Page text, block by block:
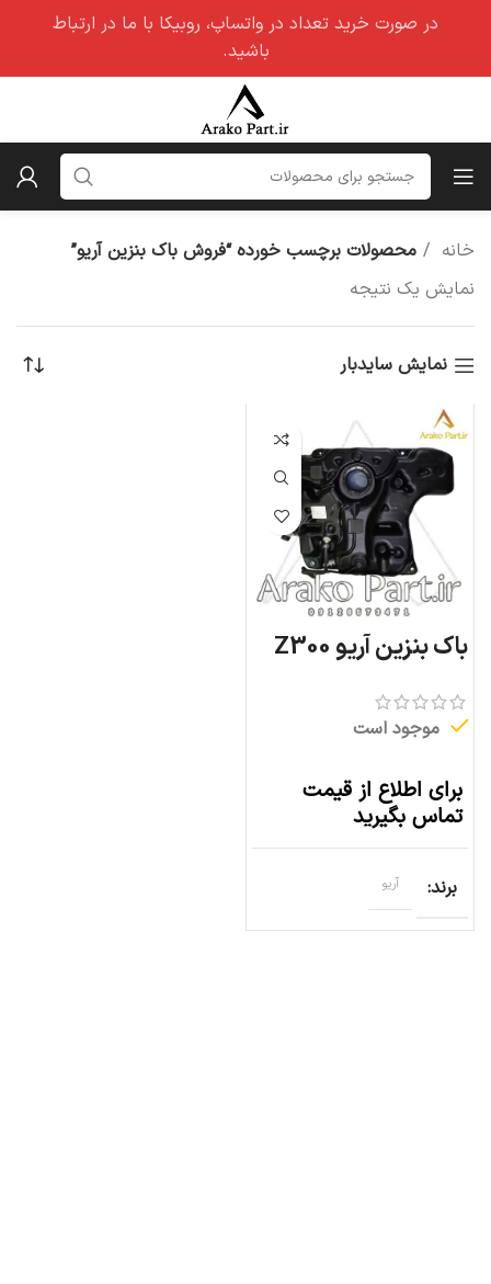
خانه
محصولات برچسب خورده “فروش باک بنزین آریو”
نمایش یک نتیجه
نمایش سایدبار
باک بنزین آریو Z300
موجود است
برای اطلاع از قیمت
تماس بگیرید
برند آریو
در صورت خرید تعداد در واتساپ، روبیکا با ما در ارتباط
باشید.